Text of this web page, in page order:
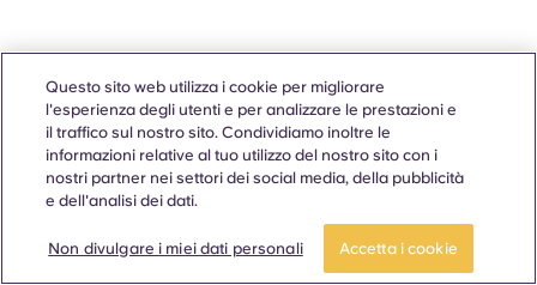
Questo sito web utilizza i cookie per migliorare
l'esperienza degli utenti e per analizzare le prestazioni e
il traffico sul nostro sito. Condividiamo inoltre le
informazioni relative al tuo utilizzo del nostro sito con i
nostri partner nei settori dei social media, della pubblicità
e dell'analisi dei dati.
Non divulgare i miei dati personali Accetta i cookie